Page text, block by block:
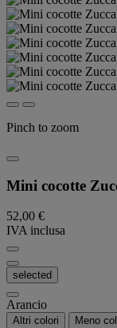
Pinch to zoom
Mini cocotte
52,00 €
IVA inclusa
selected
Arancio
Altri colori Meno